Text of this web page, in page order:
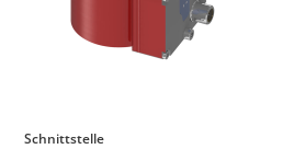
Schnittstelle